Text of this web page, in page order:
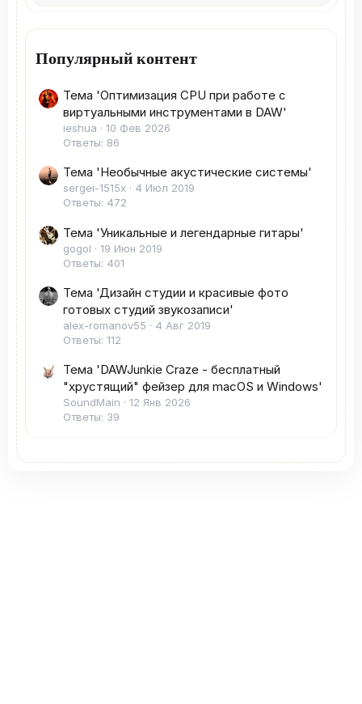
Популярный контент
Тема 'Оптимизация CPU при работе с
виртуальными инструментами в DAW'
ieshua
10 Фев 2026
Ответы: 86
Тема 'Необычные акустические системы'
sergei-1515x
4 Июл 2019
Ответы: 472
Тема 'Уникальные и легендарные гитары'
gogol
19 Июн 2019
Ответы: 401
Тема 'Дизайн студии и красивые фото
готовых студий звукозаписи'
alex-romanov55
4 Авг 2019
Ответы: 112
Тема 'DAWJunkie Craze - бесплатный
"хрустящий" фейзер для macOS и Windows'
SoundMain
12 Янв 2026
Ответы: 39